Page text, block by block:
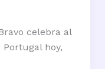
celebra al
hoy,